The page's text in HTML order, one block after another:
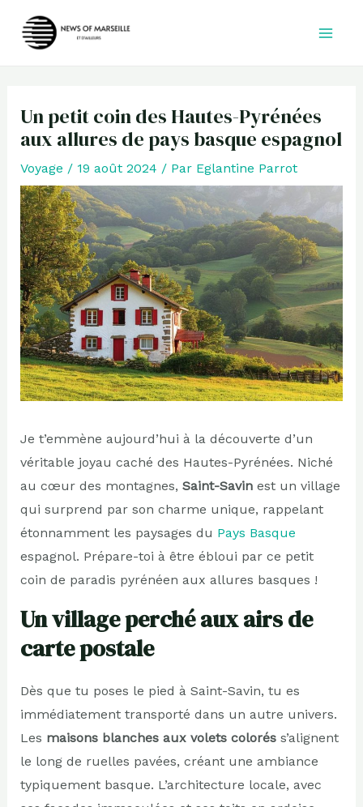
Un petit coin des Hautes-Pyrénées
aux allures de pays basque espagnol
Voyage / 19 août 2024 / Par Eglantine Parrot
Je t’emmène aujourd’hui à la découverte d’un
véritable joyau caché des Hautes-Pyrénées. Niché
au cœur des montagnes, Saint-Savinest un village
qui surprend par son charme unique, rappelant
étonnamment les paysages du Pays Basque
espagnol. Prépare-toi à être ébloui par ce petit
coin de paradis pyrénéen aux allures basques !
Un village perché aux airs de
carte postale
Dès que tu poses le pied à Saint-Savin, tu es
immédiatement transporté dans un autre univers.
Les maisons blanches aux volets coloréss’alignent
le long de ruelles pavées, créant une ambiance
typiquement basque. L’architecture locale, avec